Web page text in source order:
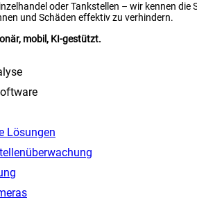
oder Tankstellen – wir kennen
und Schäden effektiv zu verhindern.
mobil, KI-gestützt.
Lösungen